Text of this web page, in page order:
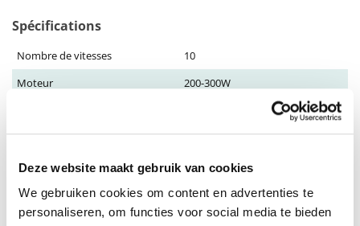
Deze website maakt gebruik van cookies
We gebruiken cookies om content en advertenties te
personaliseren, om functies voor social media te bieden
Spécifications
Nombre de vitesses
10
Moteur
200-300W
Distance
55-75 KM
Batterie
Tot 35 Ah
Puissance
Tot 250 Watt
rayon d'action
Tot 100 KM